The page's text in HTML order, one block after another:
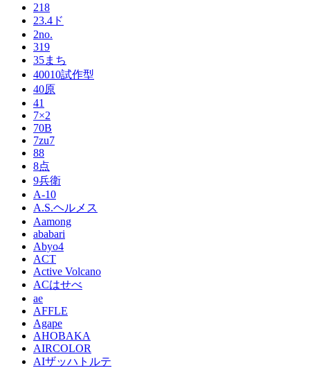
218
23.4ド
2no.
319
35まち
40010試作型
40原
41
7×2
70B
7zu7
88
8点
9兵衛
A-10
A.S.ヘルメス
Aamong
ababari
Abyo4
ACT
Active Volcano
ACはせべ
ae
AFFLE
Agape
AHOBAKA
AIRCOLOR
AIザッハトルテ